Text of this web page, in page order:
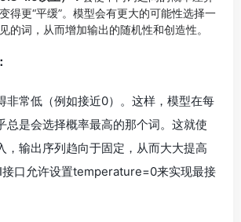
得更“平缓”。模型会有更大的可能性选择一
的词，从而增加输出的随机性和创造性。
非常低（例如接近0）。这样，模型在每
总是会选择概率最高的那个词。这就使
，输出序列趋向于固定，从而大大提高
接口允许设置temperature=0来实现最接